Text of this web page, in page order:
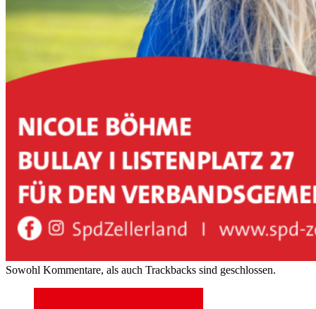
Sowohl Kommentare, als auch Trackbacks sind geschlossen.